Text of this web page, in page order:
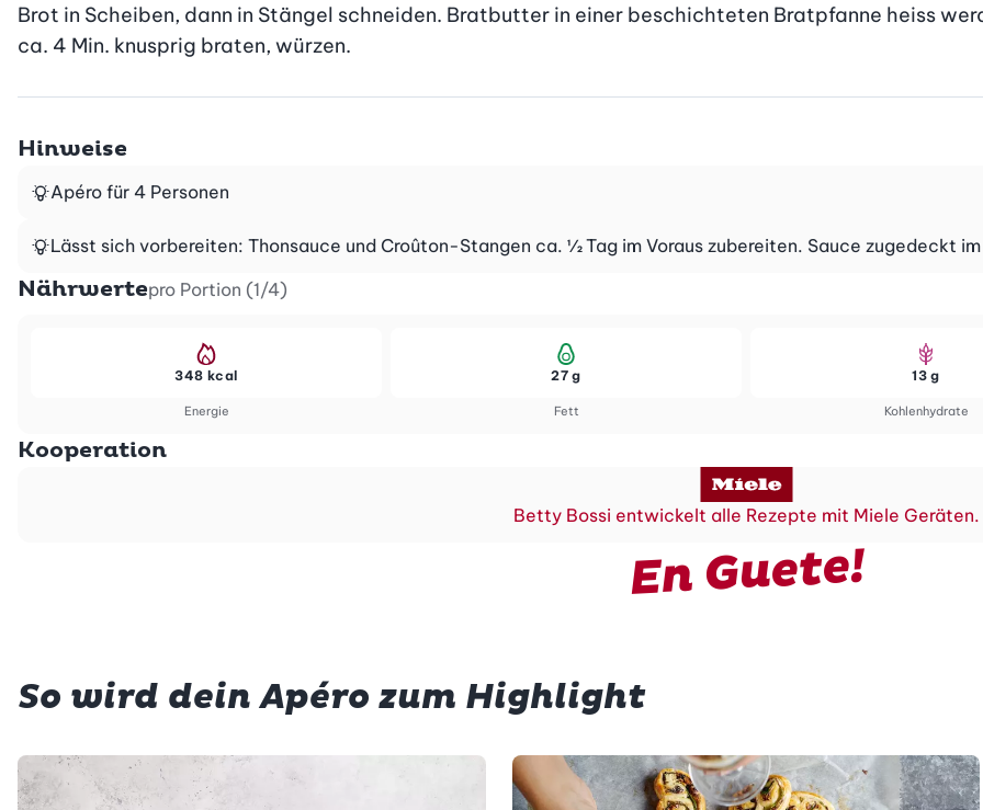
Brot in Scheiben, dann in Stängel schneiden. Bratbutter in einer beschichteten Bratpfanne heiss
ca. 4 Min. knusprig braten, würzen.
Hinweise
Apéro für 4 Personen
Lässt sich vorbereiten: Thonsauce und Croûton-Stangen ca. ½ Tag im Voraus zubereiten. Sauce zugedeckt
Nährwertepro Portion (1/4)
Energie
348 kcal
Fett
27 g
Kohlenhydrate
13 g
Kooperation
Betty Bossi entwickelt alle Rezepte mit Miele Geräten.
En Guete!
So wird dein Apéro zum Highlight